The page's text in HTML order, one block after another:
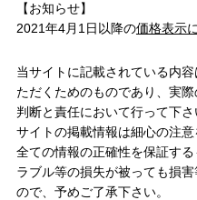
【お知らせ】
2021年4月1日以降の価格表示
当サイトに記載されている内
ただくためのものであり、実
判断と責任において行って下
サイトの掲載情報は細心の注
全ての情報の正確性を保証す
ラブル等の損失が被っても損
ので、予めご了承下さい。